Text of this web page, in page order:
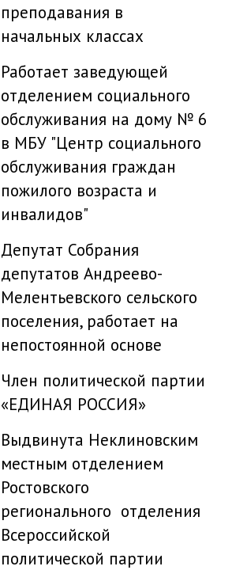
преподавания в
начальных классах
Работает заведующей
отделением социального
обслуживания на дому № 6
в МБУ "Центр социального
обслуживания граждан
пожилого возраста и
инвалидов"
Депутат Собрания
депутатов Андреево-
Мелентьевского сельского
поселения, работает на
непостоянной основе
Член политической партии
«ЕДИНАЯ РОССИЯ»
Выдвинута Неклиновским
местным отделением
Ростовского
регионального отделения
Всероссийской
политической партии